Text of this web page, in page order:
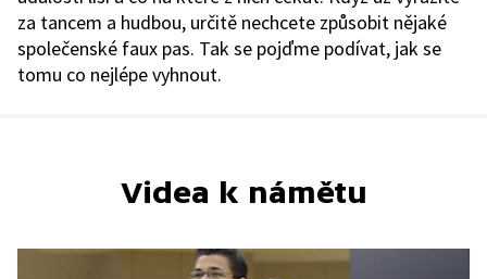
za tancem a hudbou, určitě nechcete způsobit nějaké
společenské faux pas. Tak se pojďme podívat, jak se
tomu co nejlépe vyhnout.
Videa k námětu